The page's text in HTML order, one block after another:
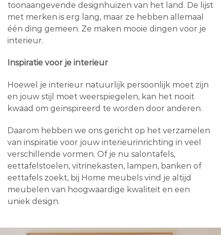
toonaangevende designhuizen van het land. De lijst
met merken is erg lang, maar ze hebben allemaal
één ding gemeen. Ze maken mooie dingen voor je
interieur.
Inspiratie voor je interieur
Hoewel je interieur natuurlijk persoonlijk moet zijn
en jouw stijl moet weerspiegelen, kan het nooit
kwaad om geïnspireerd te worden door anderen.
Daarom hebben we ons gericht op het verzamelen
van inspiratie voor jouw interieurinrichting in veel
verschillende vormen. Of je nu salontafels,
eettafelstoelen, vitrinekasten, lampen, banken of
eettafels zoekt, bij Home meubels vind je altijd
meubelen van hoogwaardige kwaliteit en een
uniek design.